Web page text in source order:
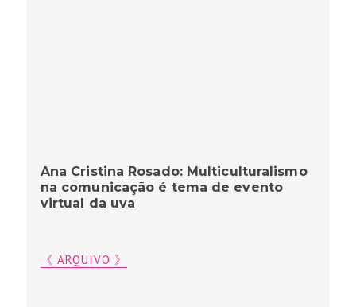
Ana Cristina Rosado: Multiculturalismo
na comunicação é tema de evento
virtual da uva
《 ARQUIVO 》